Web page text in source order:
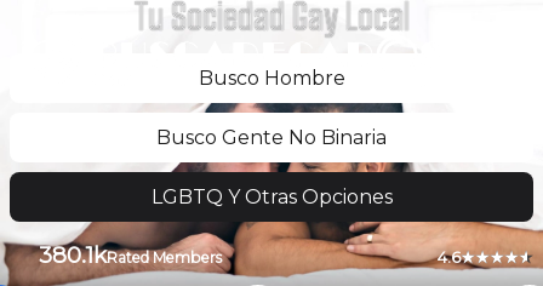
Tu Sociedad Gay Local
Busco Hombre
Busco Gente No Binaria
LGBTQ Y Otras Opciones
380.1kRated Members 4.6